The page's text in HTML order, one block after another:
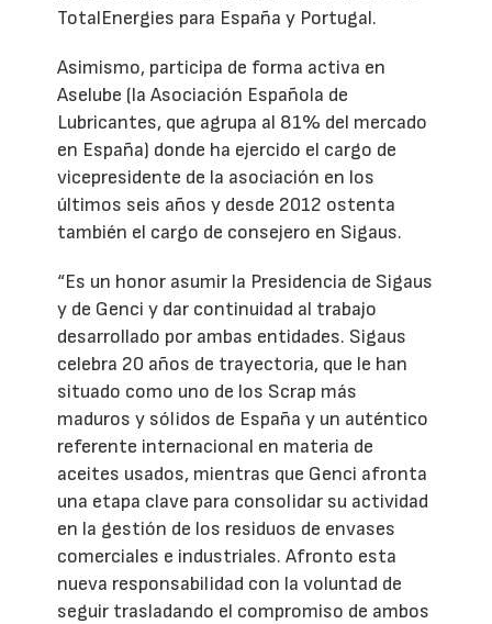
TotalEnergies para España y Portugal.
Asimismo, participa de forma activa en
Aselube (la Asociación Española de
Lubricantes, que agrupa al 81% del mercado
en España) donde ha ejercido el cargo de
vicepresidente de la asociación en los
últimos seis años y desde 2012 ostenta
también el cargo de consejero en Sigaus.
“Es un honor asumir la Presidencia de Sigaus
y de Genci y dar continuidad al trabajo
desarrollado por ambas entidades. Sigaus
celebra 20 años de trayectoria, que le han
situado como uno de los Scrap más
maduros y sólidos de España y un auténtico
referente internacional en materia de
aceites usados, mientras que Genci afronta
una etapa clave para consolidar su actividad
en la gestión de los residuos de envases
comerciales e industriales. Afronto esta
nueva responsabilidad con la voluntad de
seguir trasladando el compromiso de ambos